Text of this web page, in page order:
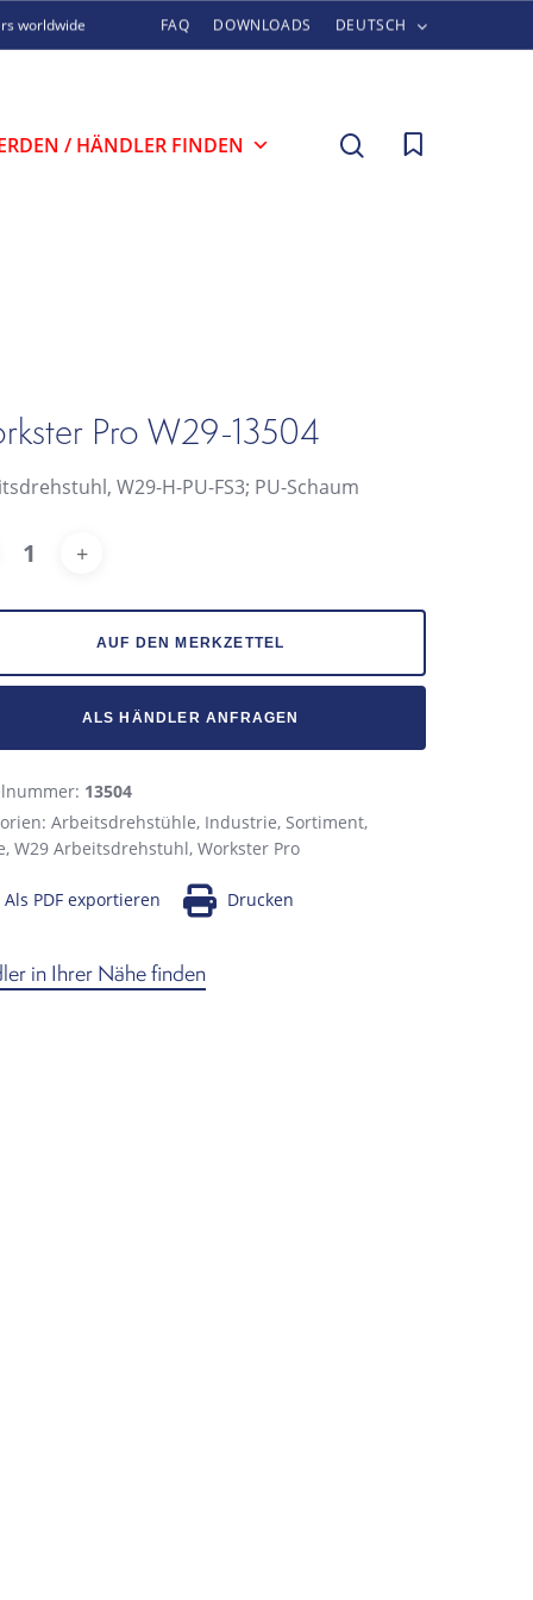
worldwide FAQ DOWNLOADS DEUTSCH
/ HÄNDLER FINDEN search
Pro W29-13504
W29-H-PU-FS3; PU-Schaum
AUF DEN MERKZETTEL
ALS HÄNDLER ANFRAGEN
13504
Arbeitsdrehstühle, Industrie,Sortiment,
,W29 Arbeitsdrehstuhl,Workster Pro
Als PDF exportieren Drucken
in Ihrer Nähe finden